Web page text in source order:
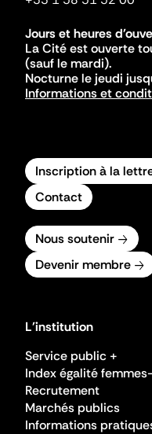
Jours et heures
La Cité est ouverte
(sauf le mardi).
Nocturne le jeudi
Informations et
Inscription à la
Contact
Nous soutenir
Devenir membre
L'institution
Service public +
Index égalité
Recrutement
Marchés publics
Informations